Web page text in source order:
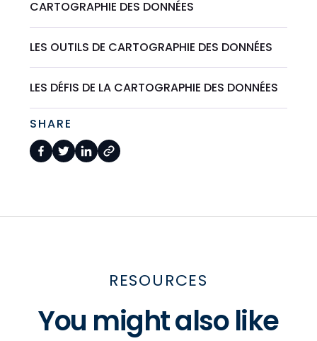
CARTOGRAPHIE DES DONNÉES
LES OUTILS DE CARTOGRAPHIE DES DONNÉES
LES DÉFIS DE LA CARTOGRAPHIE DES DONNÉES
SHARE
RESOURCES
You might also like